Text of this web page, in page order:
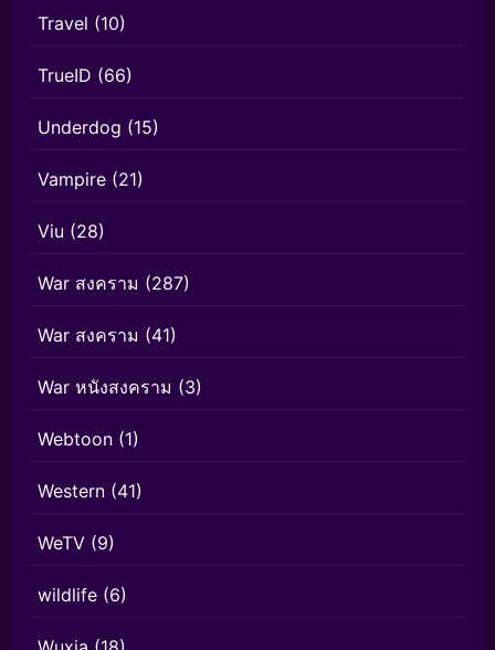
Travel (10)
TrueID (66)
Underdog (15)
Vampire (21)
Viu (28)
War สงคราม (287)
War สงคราม (41)
War หนังสงคราม (3)
Webtoon (1)
Western (41)
WeTV (9)
wildlife (6)